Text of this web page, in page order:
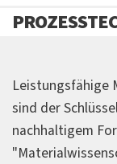
Leistungsfähige
sind der
nachhaltigem